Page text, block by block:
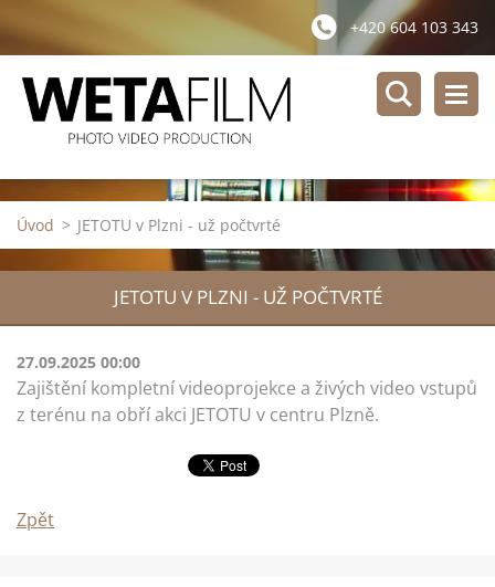
+420 604 103 343
Úvod > JETOTU v Plzni - už počtvrté
JETOTU V PLZNI - UŽ POČTVRTÉ
27.09.2025 00:00
Zajištění kompletní videoprojekce a živých video vstupů
z terénu na obří akci JETOTU v centru Plzně.
Zpět